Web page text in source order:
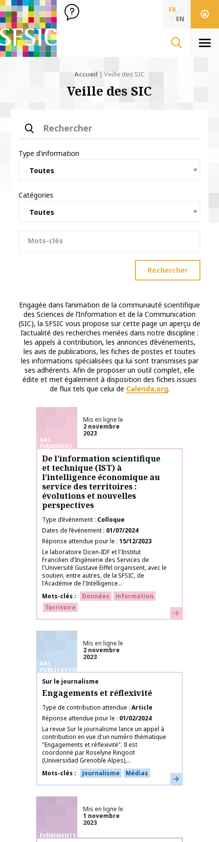
SFSIC Société Française des Sciences de l'Information & de
Société Française des Sciences
de l'Information
FR
EN
Accueil | Veille des SIC
Veille des SIC
Rechercher
Type d'information
Catégories
Mots-clés
Rechercher
Engagée dans l’animation de la communauté scientifique
des Sciences de l’Information et de la Communication
(SIC), la SFSIC vous propose sur cette page un aperçu de
l’actualité des recherches menées dans notre discipline :
les appels à contribution, les annonces d’événements,
les avis de publications, les fiches de postes et toutes
les informations spécialisées qui lui sont transmises par
ses adhérents. Afin de proposer un outil complet, elle
édite et met également à disposition des fiches issues
de flux tels que celui de Calenda.org.
AAC
ÉVÉNEMENT
Mis en ligne le
2 novembre
2023
De l’information scientifique
et technique (IST) à
l’intelligence économique au
service des territoires :
évolutions et nouvelles
perspectives
Type d’événement Colloque
Dates de l’événement 01/07/2024
Réponse attendue pour le 15/12/2023
Le laboratoire Dicen-IDF et l'Institut
Francilien d’Ingénierie des Services de
l'Université Gustave Eiffel organisent, avec le
soutien, entre autres, de la SFSIC, de
l'Académie de l'Intelligence...
Mots-clés
Données
information
Territoire
En savoir plus
AAC
PUBLICATIONS
Mis en ligne le
2 novembre
2023
Nom de la publication
Sur le journalisme
Engagements et réflexivité
Type de contribution attendue Article
Réponse attendue pour le
01/02/2024
La revue Sur le journalisme lance un appel à
contribution en vue d'un numéro thématique
"Engagements et réflexivité". Il est
coordonné par Roselyne Ringoot
(Universidad Grenoble Alpes),...
Mots-clés
Journalisme Médias En savoir plus
ÉVÉNEMENTS
Mis en ligne le
1 novembre
2023